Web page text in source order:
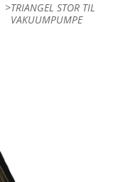
>TRIANGEL STOR TIL
VAKUUMPUMPE